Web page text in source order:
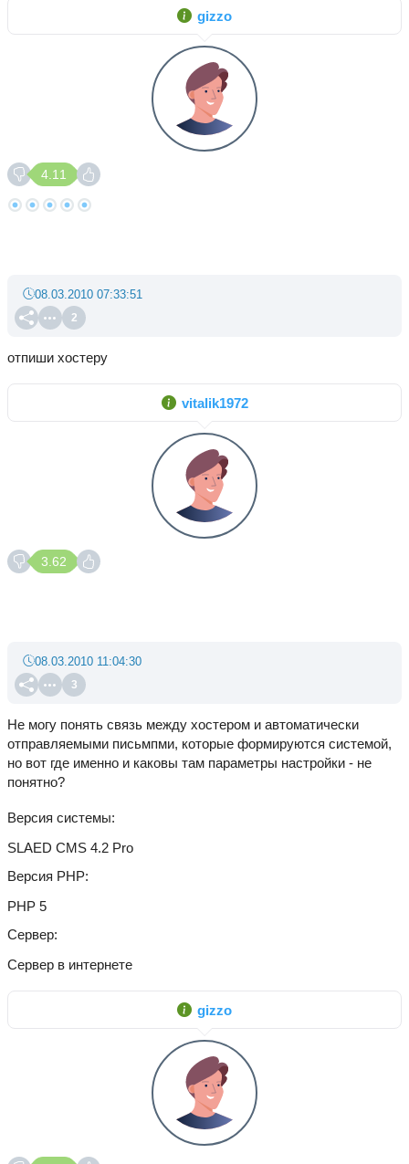
gizzo
4.11
2
08.03.2010 07:33:51
отпиши хостеру
vitalik1972
3.62
3
08.03.2010 11:04:30
Не могу понять связь между хостером и автоматически
отправляемыми письмпми, которые формируются системой,
но вот где именно и каковы там параметры настройки - не
понятно?
Версия системы
SLAED CMS 4.2 Pro
Версия PHP
PHP 5
Сервер
Сервер в интернете
gizzo